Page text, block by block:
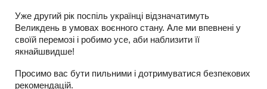
Уже другий рік поспіль українці відзначатимуть
Великдень в умовах воєнного стану. Але ми впевнені у
своїй перемозі і робимо усе, аби наблизити її
якнайшвидше!
Просимо вас бути пильними і дотримуватися безпекових
рекомендацій.